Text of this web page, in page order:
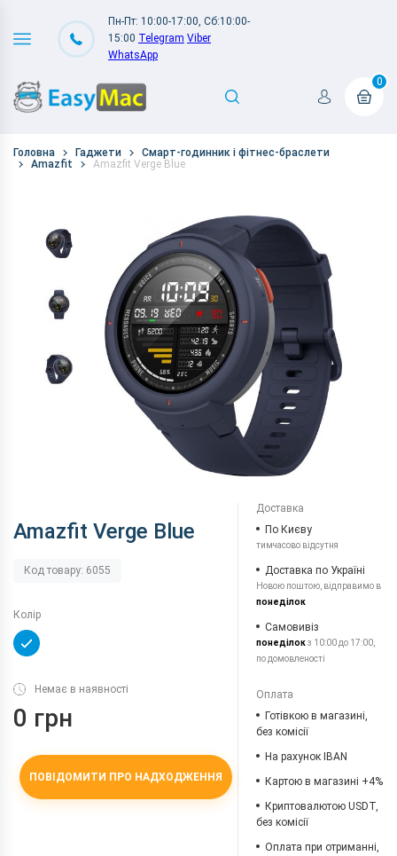
Пн-Пт: 10:00-17:00, Сб:10:00-
15:00 Telegram Viber
WhatsApp
0
Головна Гаджети
Смарт-годинник і фітнес-браслети
Amazfit
Amazfit Verge Blue
Amazfit Verge Blue
Код товару: 6055
Колір
Немає в наявності
0 грн
ПОВІДОМИТИ ПРО НАДХОДЖЕННЯ
Доставка
По Києву
тимчасово відсутня
Доставка по Україні
Новою поштою, відправимо в
понеділок
Самовивіз
понеділокз 10:00 до 17:00,
по домовленості
Оплата
Готівкою в магазині,
без комісії
На рахунок IBAN
Картою в магазині +4%
Криптовалютою USDT,
без комісії
Оплата при отриманні,